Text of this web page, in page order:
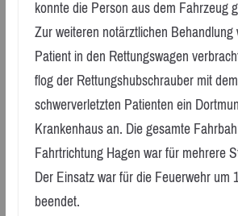
konnte die Person aus dem Fahrzeug
Zur weiteren notärztlichen
Patient in den Rettungswagen
flog der Rettungshubschrauber mit dem
schwerverletzten Patienten ein
Krankenhaus an. Die gesamte
Fahrtrichtung Hagen war für mehrere
Der Einsatz war für die Feuerwehr um
beendet.